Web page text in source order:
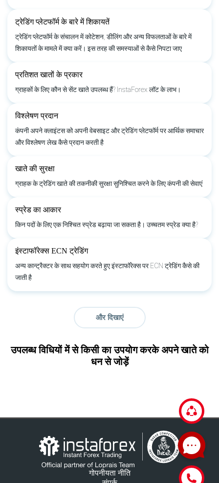
ट्रेडिंग प्लेटफॉर्म के बारे में शिकायतें
ट्रेडिंग प्लेटफॉर्म के संचालन में कोटेशन, डीलिंग और अन्य विफलताओं के बारे में
शिकायतों के मामले में क्या करें। इस तरह की समस्याओं से कैसे निपटा जाए
प्रतिशत खातों के प्रकार
ग्राहकों के लिए कौन से सेंट खाते उपलब्ध हैं? InstaForex लॉट के लाभ।
विश्लेषण प्रदान
कंपनी अपने क्लाइंटस को अपनी वेबसाइट और ट्रेडिंग प्लेटफॉर्म पर आर्थिक समाचार
और विश्लेषण लेख कैसे प्रदान करती है
खाते की सुरक्षा
ग्राहक के ट्रेडिंग खाते की तकनीकी सुरक्षा सुनिश्चित करने के लिए कंपनी की सेवाएं
स्प्रेड का आकार
किन पदों के लिए एक निश्चित स्प्रेड बढ़ाया जा सकता है। उच्चतम स्प्रेड क्या है?
इंस्टाफॉरेक्स ECN ट्रेडिंग
अन्य कान्ट्रैक्टर के साथ सहयोग करते हुए इंस्टाफॉरेक्स पर ECN ट्रेडिंग कैसे की
जाती है
और दिखाएं
उपलब्ध विधियों में से किसी का उपयोग करके अपने खाते को
धन से जोड़ें
गोपनीयता नीति